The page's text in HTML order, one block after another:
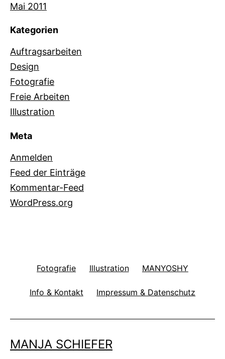
Mai 2011
Kategorien
Auftragsarbeiten
Design
Fotografie
Freie Arbeiten
Illustration
Meta
Anmelden
Feed der Einträge
Kommentar-Feed
WordPress.org
Fotografie Illustration MANYOSHY
Info & Kontakt Impressum & Datenschutz
MANJA SCHIEFER